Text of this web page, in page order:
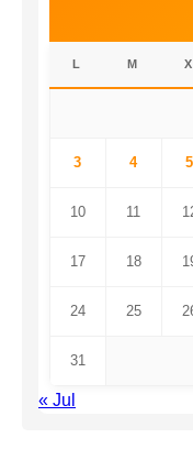
L M X
3 4 5
10 11
17 18
24 25
31
« Jul